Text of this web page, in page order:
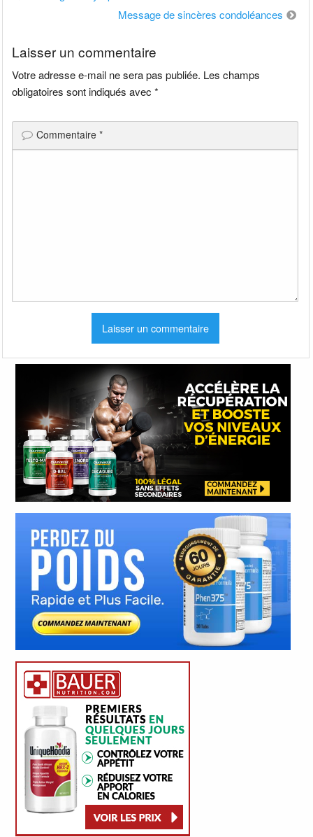
Message de sincères condoléances
Laisser un commentaire
Votre adresse e-mail ne sera pas publiée. Les champs
obligatoires sont indiqués avec*
Commentaire*